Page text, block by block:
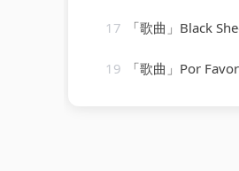
17 「歌曲」Black
19 「歌曲」Por